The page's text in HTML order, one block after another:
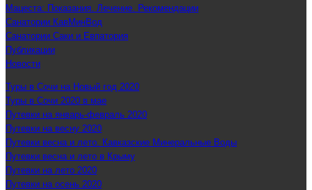
Мацеста: Показания. Лечение. Рекомендации
Санатории КавМинВод
Санатории Саки и Евпатория
Публикации
Новости
Туры в Сочи на Новый год 2020
Туры в Сочи 2020 в мае
Путевки на январь-февраль 2020
Путевки на весну 2020
Путевки весна и лето. Кавказские Минеральные Воды
Путевки весна и лето в Крыму
Путевки на лето 2020
Путевки на осень 2020